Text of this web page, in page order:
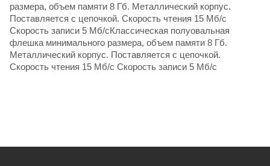
размера, объем памяти 8 Гб. Металлический корпус.
Поставляется с цепочкой. Скорость чтения 15 Мб/с
Скорость записи 5 Мб/сКлассическая полуовальная
флешка минимального размера, объем памяти 8 Гб.
Металлический корпус. Поставляется с цепочкой.
Скорость чтения 15 Мб/с Скорость записи 5 Мб/с